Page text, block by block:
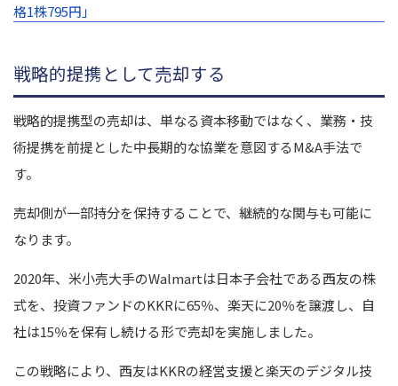
格1株795円」
戦略的提携として売却する
戦略的提携型の売却は、単なる資本移動ではなく、業務・技
術提携を前提とした中長期的な協業を意図するM&A手法で
す。
売却側が一部持分を保持することで、継続的な関与も可能に
なります。
2020年、米小売大手のWalmartは日本子会社である西友の株
式を、投資ファンドのKKRに65％、楽天に20％を譲渡し、自
社は15％を保有し続ける形で売却を実施しました。
この戦略により、西友はKKRの経営支援と楽天のデジタル技